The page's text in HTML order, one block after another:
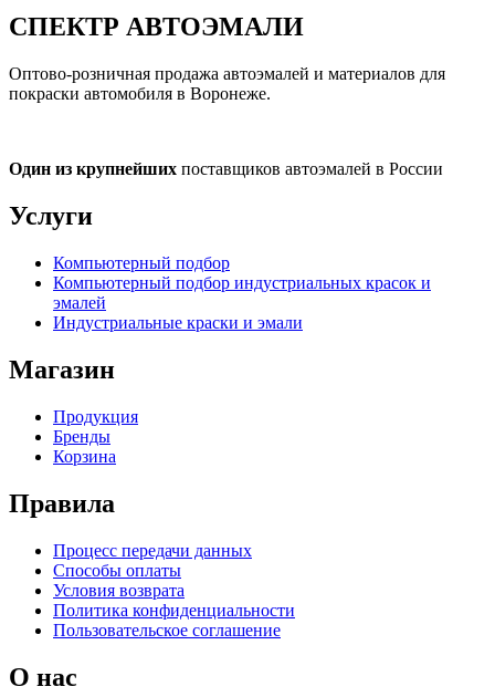
СПЕКТР АВТОЭМАЛИ
Оптово-розничная продажа автоэмалей и материалов для
покраски автомобиля в Воронеже.
Один из крупнейших поставщиков автоэмалей в России
Услуги
Компьютерный подбор
Компьютерный подбор индустриальных красок и
эмалей
Индустриальные краски и эмали
Магазин
Продукция
Бренды
Корзина
Правила
Процесс передачи данных
Способы оплаты
Условия возврата
Политика конфиденциальности
Пользовательское соглашение
О нас